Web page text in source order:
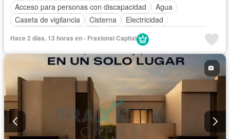
Acceso para personas con discapacidad
Agua
Caseta de vigilancia
Cisterna
Electricidad
Zonas verdes
Hace 2 días, 13 horas en - Fraxional Capital